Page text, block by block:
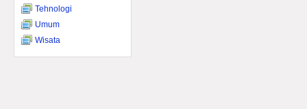
Tehnologi
Umum
Wisata